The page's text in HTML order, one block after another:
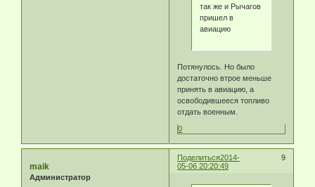
так же и Рычагов
пришел в
авиацию
Потянулось. Но было
достаточно втрое меньше
принять в авиацию, а
освободившееся топливо
отдать военным.
0
Поделиться 9
2014-
05-06 20:20:49
maik
Администратор